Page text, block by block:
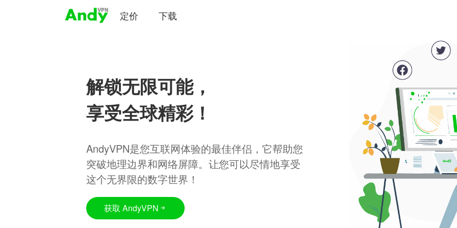
定价 下载
解锁无限可能，
享受全球精彩！
AndyVPN是您互联网体验的最佳伴侣，它帮助您
突破地理边界和网络屏障。让您可以尽情地享受
这个无界限的数字世界！
获取 AndyVPN